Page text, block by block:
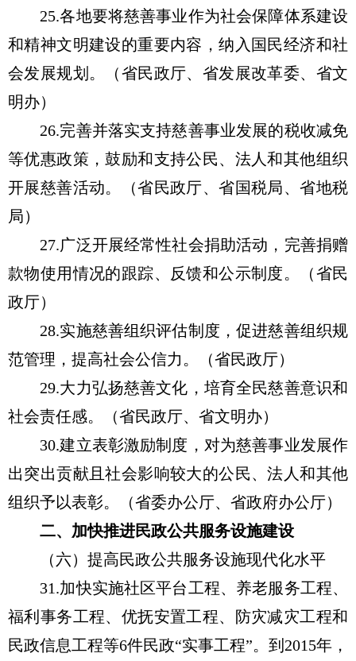
25.各地要将慈善事业作为社会保障体系建设
和精神文明建设的重要内容，纳入国民经济和社
会发展规划。（省民政厅、省发展改革委、省文
明办）
26.完善并落实支持慈善事业发展的税收减免
等优惠政策，鼓励和支持公民、法人和其他组织
开展慈善活动。（省民政厅、省国税局、省地税
局）
27.广泛开展经常性社会捐助活动，完善捐赠
款物使用情况的跟踪、反馈和公示制度。（省民
政厅）
28.实施慈善组织评估制度，促进慈善组织规
范管理，提高社会公信力。（省民政厅）
29.大力弘扬慈善文化，培育全民慈善意识和
社会责任感。（省民政厅、省文明办）
30.建立表彰激励制度，对为慈善事业发展作
出突出贡献且社会影响较大的公民、法人和其他
组织予以表彰。（省委办公厅、省政府办公厅）
二、加快推进民政公共服务设施建设
（六）提高民政公共服务设施现代化水平
31.加快实施社区平台工程、养老服务工程、
福利事务工程、优抚安置工程、防灾减灾工程和
民政信息工程等6件民政“实事工程”。到2015年，